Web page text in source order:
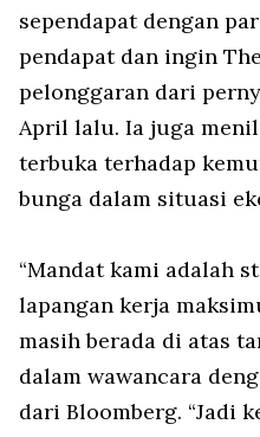
sependapat dengan
pendapat dan ingin
pelonggaran dari
April lalu. Ia juga
terbuka terhadap
bunga dalam situasi
“Mandat kami adalah
lapangan kerja
masih berada di atas
dalam wawancara
dari Bloomberg. “Jadi